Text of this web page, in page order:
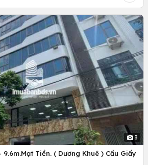
3
Tiền. ( Dương Khuê ) Cầu Giấy